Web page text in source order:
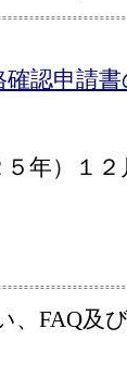
確認申請
年）１
、FAQ及